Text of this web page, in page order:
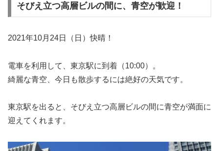
そびえ立つ高層ビルの間に、青空が歓迎！
2021年10月24日（日）快晴！
電車を利用して、東京駅に到着（10:00）。
綺麗な青空、今日も散歩するには絶好の天気です。
東京駅を出ると、そびえ立つ高層ビルの間に青空が満面に
迎えてくれます。